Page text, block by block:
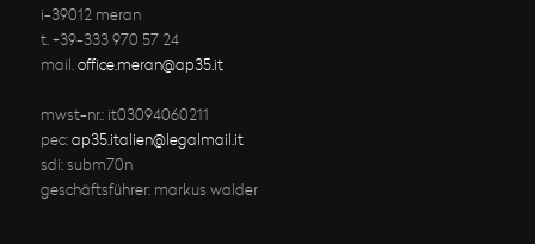
i-39012 meran
t. +39-333 970 57 24
mail. office.meran@ap35.it
mwst-nr.: it03094060211
pec: ap35.italien@legalmail.it
sdi: subm70n
geschäftsführer: markus walder